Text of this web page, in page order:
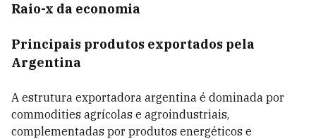
Raio-x da economia
Principais produtos exportados pela
Argentina
A estrutura exportadora argentina é dominada por
commodities agrícolas e agroindustriais,
complementadas por produtos energéticos e